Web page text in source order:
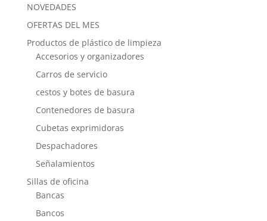
NOVEDADES
OFERTAS DEL MES
Productos de plástico de limpieza
Accesorios y organizadores
Carros de servicio
cestos y botes de basura
Contenedores de basura
Cubetas exprimidoras
Despachadores
Señalamientos
Sillas de oficina
Bancas
Bancos